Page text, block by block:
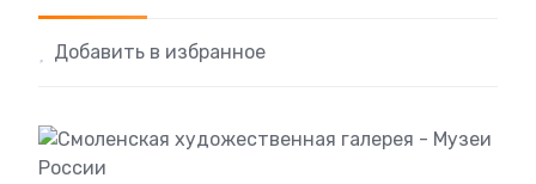
Добавить в избранное